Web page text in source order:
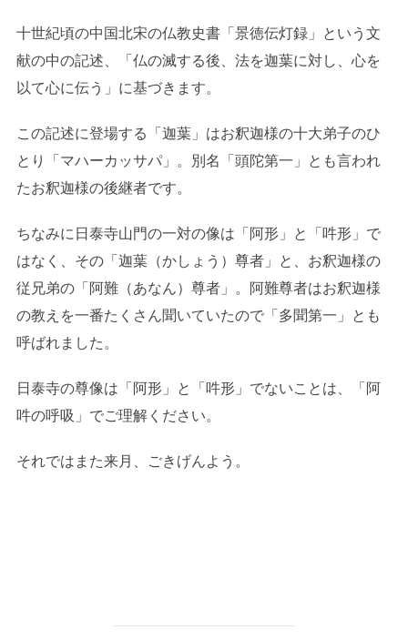
十世紀頃の中国北宋の仏教史書「景徳伝灯録」という文
献の中の記述、「仏の滅する後、法を迦葉に対し、心を
以て心に伝う」に基づきます。
この記述に登場する「迦葉」はお釈迦様の十大弟子のひ
とり「マハーカッサパ」。別名「頭陀第一」とも言われ
たお釈迦様の後継者です。
ちなみに日泰寺山門の一対の像は「阿形」と「吽形」で
はなく、その「迦葉（かしょう）尊者」と、お釈迦様の
従兄弟の「阿難（あなん）尊者」。阿難尊者はお釈迦様
の教えを一番たくさん聞いていたので「多聞第一」とも
呼ばれました。
日泰寺の尊像は「阿形」と「吽形」でないことは、「阿
吽の呼吸」でご理解ください。
それではまた来月、ごきげんよう。